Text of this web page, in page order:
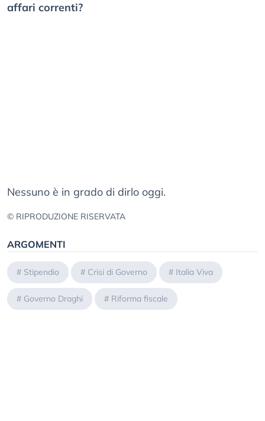
affari correnti?
Nessuno è in grado di dirlo oggi.
© RIPRODUZIONE RISERVATA
ARGOMENTI
# Stipendio # Crisi di Governo # Italia Viva
# Governo Draghi # Riforma fiscale